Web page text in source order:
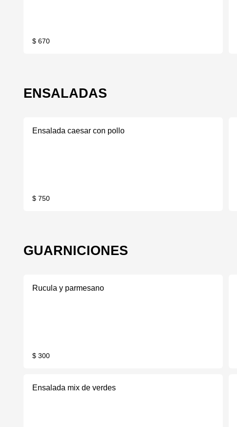
$ 670
ENSALADAS
Ensalada caesar con pollo
$ 750
GUARNICIONES
Rucula y parmesano
$ 300
Ensalada mix de verdes